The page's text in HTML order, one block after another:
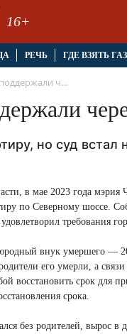
16+
РЕЧЬ ГДЕ ВЗЯТЬ
ч...
но суд встал
в мае 2023 года
по Северному шоссе.
требования
внук умершего —
его умерли, а
восстановить срок для
срока.
без родителей, вырос